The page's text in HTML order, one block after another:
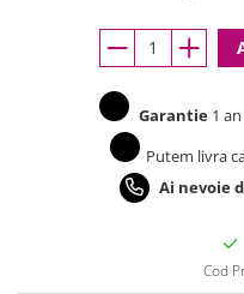
Garantie 1
Putem livra
Ai nevoie
Cod